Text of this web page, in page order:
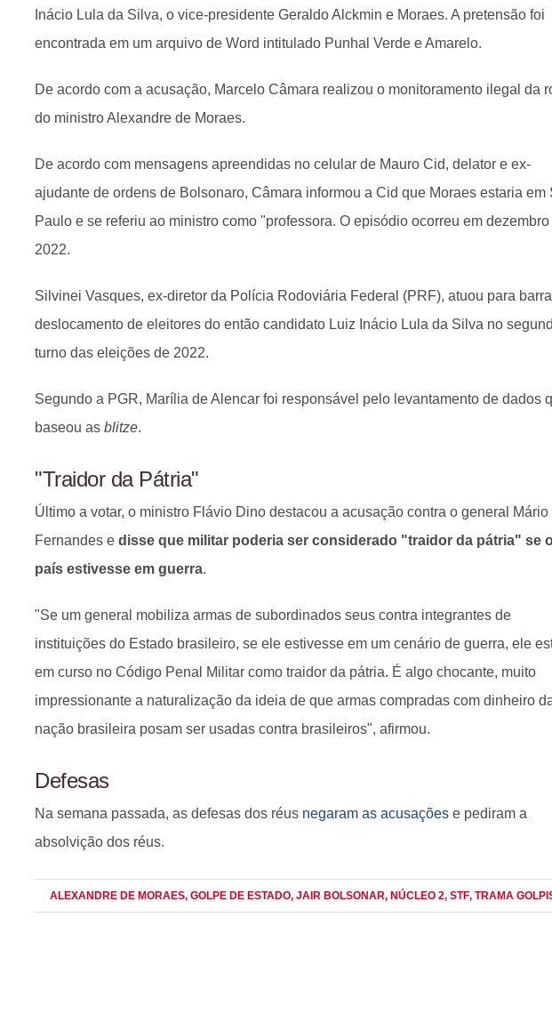
Inácio Lula da Silva, o vice-presidente Geraldo Alckmin e Moraes. A pretensão foi
encontrada em um arquivo de Word intitulado Punhal Verde e Amarelo.
De acordo com a acusação, Marcelo Câmara realizou o monitoramento ilegal da
do ministro Alexandre de Moraes.
De acordo com mensagens apreendidas no celular de Mauro Cid, delator e ex-
ajudante de ordens de Bolsonaro, Câmara informou a Cid que Moraes estaria em
Paulo e se referiu ao ministro como "professora. O episódio ocorreu em dezembro
2022.
Silvinei Vasques, ex-diretor da Polícia Rodoviária Federal (PRF), atuou para
deslocamento de eleitores do então candidato Luiz Inácio Lula da Silva no
turno das eleições de 2022.
Segundo a PGR, Marília de Alencar foi responsável pelo levantamento de dados
baseou as blitze.
"Traidor da Pátria"
Último a votar, o ministro Flávio Dino destacou a acusação contra o general Mário
Fernandes e disse que militar poderia ser considerado "traidor da pátria" se
país estivesse em guerra.
"Se um general mobiliza armas de subordinados seus contra integrantes de
instituições do Estado brasileiro, se ele estivesse em um cenário de guerra, ele
em curso no Código Penal Militar como traidor da pátria. É algo chocante, muito
impressionante a naturalização da ideia de que armas compradas com dinheiro
nação brasileira posam ser usadas contra brasileiros", afirmou.
Defesas
Na semana passada, as defesas dos réus negaram as acusações e pediram a
absolvição dos réus.
ALEXANDRE DE MORAES, GOLPE DE ESTADO, JAIR BOLSONAR, NÚCLEO 2, STF, TRAMA